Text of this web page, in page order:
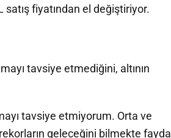
satış fiyatından el değiştiriyor.
tavsiye etmediğini, altının
tavsiye etmiyorum. Orta ve
geleceğini bilmekte fayda